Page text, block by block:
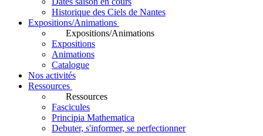
Historique des Ciels de Nantes
Expositions/Animations
Expositions/Animations
Expositions
Animations
Catalogue
Nos activités
Ressources
Ressources
Fascicules
Principia Mathematica
Debuter, s'informer, se perfectionner